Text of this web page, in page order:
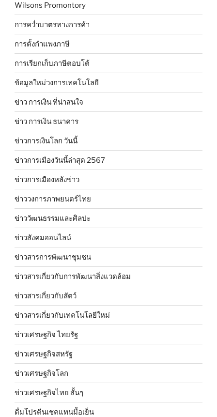
Wilsons Promontory
การคว่ำบาตรทางการค้า
การตั้งกำแพงภาษี
การเรียกเก็บภาษีตอบโต้
ข้อมูลใหม่วงการเทคโนโลยี
ข่าว การเงิน ที่น่าสนใจ
ข่าว การเงิน ธนาคาร
ข่าวการเงินโลก วันนี้
ข่าวการเมืองวันนี้ล่าสุด 2567
ข่าวการเมืองหลังข่าว
ข่าววงการภาพยนตร์ไทย
ข่าววัฒนธรรมและศิลปะ
ข่าวสังคมออนไลน์
ข่าวสารการพัฒนาชุมชน
ข่าวสารเกี่ยวกับการพัฒนาสิ่งแวดล้อม
ข่าวสารเกี่ยวกับสัตว์
ข่าวสารเกี่ยวกับเทคโนโลยีใหม่
ข่าวเศรษฐกิจ ไทยรัฐ
ข่าวเศรษฐกิจสหรัฐ
ข่าวเศรษฐกิจโลก
ข่าวเศรษฐกิจไทย สั้นๆ
ดื่มโปรตีนเชคแทนมื้อเย็น